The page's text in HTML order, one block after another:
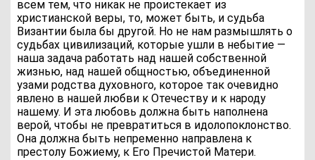
всем тем, что никак не проистекает из
христианской веры, то, может быть, и судьба
Византии была бы другой. Но не нам размышлять о
судьбах цивилизаций, которые ушли в небытие —
наша задача работать над нашей собственной
жизнью, над нашей общностью, объединенной
узами родства духовного, которое так очевидно
явлено в нашей любви к Отечеству и к народу
нашему. И эта любовь должна быть наполнена
верой, чтобы не превратиться в идолопоклонство.
Она должна быть непременно направлена к
престолу Божиему, к Его Пречистой Матери.